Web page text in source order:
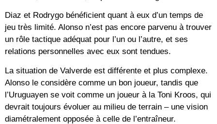
Diaz et Rodrygo bénéficient quant à eux d’un temps de
jeu très limité. Alonso n’est pas encore parvenu à trouver
un rôle tactique adéquat pour l’un ou l’autre, et ses
relations personnelles avec eux sont tendues.
La situation de Valverde est différente et plus complexe.
Alonso le considère comme un bon joueur, tandis que
l’Uruguayen se voit comme un joueur à la Toni Kroos, qui
devrait toujours évoluer au milieu de terrain – une vision
diamétralement opposée à celle de l’entraîneur.